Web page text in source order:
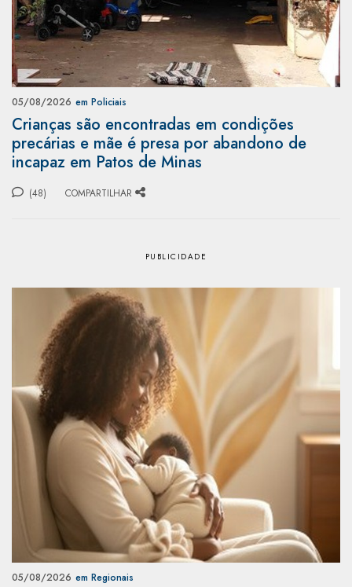
05/08/2026 em Policiais
Crianças são encontradas em condições
precárias e mãe é presa por abandono de
incapaz em Patos de Minas
(48) COMPARTILHAR
05/08/2026 em Regionais